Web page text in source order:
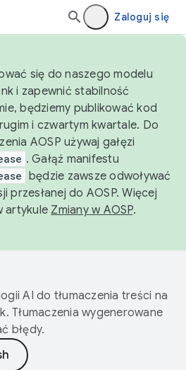
Zaloguj się
się do naszego modelu
i zapewnić stabilność
będziemy publikować kod
i czwartym kwartale. Do
AOSP używaj gałęzi
. Gałąź manifestu
będzie zawsze odwoływać
przesłanej do AOSP. Więcej
artykule Zmiany w AOSP.
AI do tłumaczenia treści na
Tłumaczenia wygenerowane
błędy.